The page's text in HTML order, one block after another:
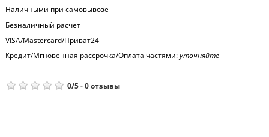
Наличными при самовывозе
Безналичный расчет
VISA/Mastercard/Приват24
Кредит/Мгновенная рассрочка/Оплата частями:уточняйте
0/5-0отзывы